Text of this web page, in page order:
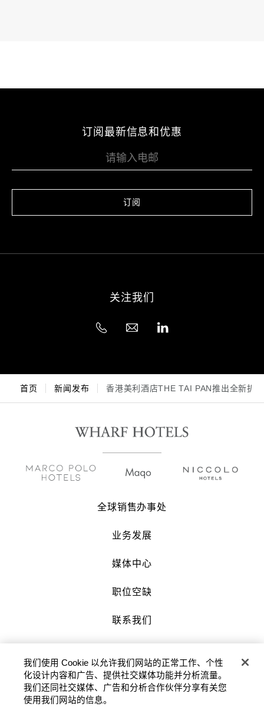
订阅最新信息和优惠
订阅
关注我们
首页 新闻发布 香港美利酒店THE TAI PAN推出全新扒
全球销售办事处
业务发展
媒体中心
职位空缺
联系我们
沪公网安备 31010602007034号 |
沪ICP备2022002871号-3
版权及原稿 2026 © 九龙仓酒店保留一切权
我们使用 Cookie 以允许我们网站的正常工作、个性
化设计内容和广告、提供社交媒体功能并分析流量。
我们还同社交媒体、广告和分析合作伙伴分享有关您
使用我们网站的信息。